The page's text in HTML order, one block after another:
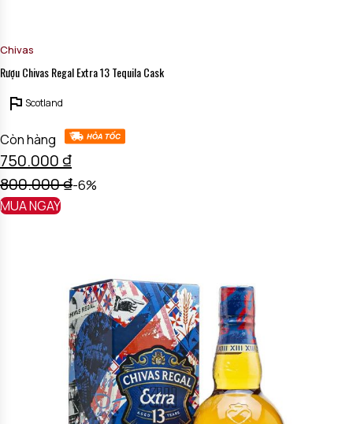
Chivas
Rượu Chivas Regal Extra 13 Tequila Cask
Scotland
Còn hàng
750.000₫
800.000₫-6%
MUA NGAY